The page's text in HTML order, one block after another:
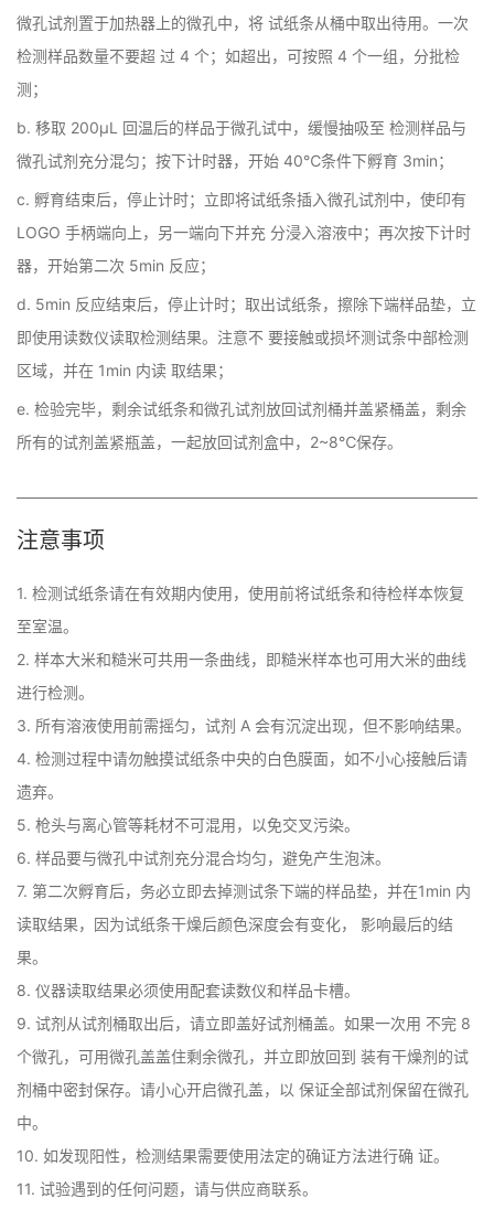
微孔试剂置于加热器上的微孔中，将 试纸条从桶中取出待用。一次
检测样品数量不要超 过 4 个；如超出，可按照 4 个一组，分批检
测；
b. 移取 200µL 回温后的样品于微孔试中，缓慢抽吸至 检测样品与
微孔试剂充分混匀；按下计时器，开始 40℃条件下孵育 3min；
c. 孵育结束后，停止计时；立即将试纸条插入微孔试剂中，使印有
LOGO 手柄端向上，另一端向下并充 分浸入溶液中；再次按下计时
器，开始第二次 5min 反应；
d. 5min 反应结束后，停止计时；取出试纸条，擦除下端样品垫，立
即使用读数仪读取检测结果。注意不 要接触或损坏测试条中部检测
区域，并在 1min 内读 取结果；
e. 检验完毕，剩余试纸条和微孔试剂放回试剂桶并盖紧桶盖，剩余
所有的试剂盖紧瓶盖，一起放回试剂盒中，2~8℃保存。
注意事项
1. 检测试纸条请在有效期内使用，使用前将试纸条和待检样本恢复
至室温。
2. 样本大米和糙米可共用一条曲线，即糙米样本也可用大米的曲线
进行检测。
3. 所有溶液使用前需摇匀，试剂 A 会有沉淀出现，但不影响结果。
4. 检测过程中请勿触摸试纸条中央的白色膜面，如不小心接触后请
遗弃。
5. 枪头与离心管等耗材不可混用，以免交叉污染。
6. 样品要与微孔中试剂充分混合均匀，避免产生泡沫。
7. 第二次孵育后，务必立即去掉测试条下端的样品垫，并在1min 内
读取结果，因为试纸条干燥后颜色深度会有变化， 影响最后的结
果。
8. 仪器读取结果必须使用配套读数仪和样品卡槽。
9. 试剂从试剂桶取出后，请立即盖好试剂桶盖。如果一次用 不完 8
个微孔，可用微孔盖盖住剩余微孔，并立即放回到 装有干燥剂的试
剂桶中密封保存。请小心开启微孔盖，以 保证全部试剂保留在微孔
中。
10. 如发现阳性，检测结果需要使用法定的确证方法进行确 证。
11. 试验遇到的任何问题，请与供应商联系。